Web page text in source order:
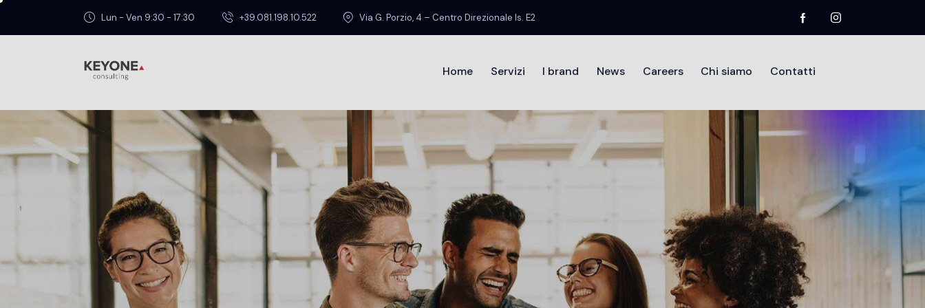
Lun - Ven 9:30 - 17:30 +39.081.198.10.522 Via G. Porzio, 4 – Centro Direzionale Is. E2
Home Servizi I brand News Careers Chi siamo Contatti
Chi siamo Testimonianze News
BONUS E INCENTIVI,DIGITALIZZAZIONE PMI,
GREEN
Dicembre 9, 2025
BONUS E INCENTIVI,DIGITALIZZAZIONE PMI
RICERCA E SVILUPPO
Marzo 28, 2025
Innovazione e
BONUS E INCENTIVI, DIGITALIZZAZIONE PMI
RICERCA E SVILUPPO
Marzo 28, 2025